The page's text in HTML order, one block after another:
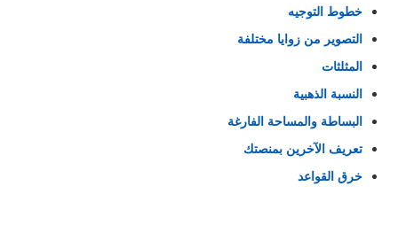
خطوط التوجيه
التصوير من زوايا مختلفة
المثلثات
النسبة الذهبية
البساطة والمساحة الفارغة
تعريف الآخرين بمنصتك
خرق القواعد